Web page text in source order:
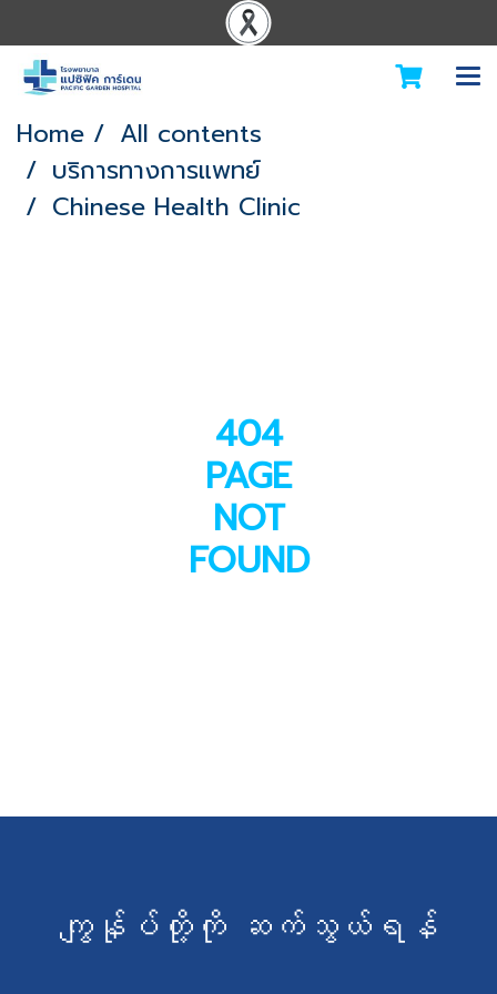
Home
All contents
บริการทางการแพทย์
Chinese Health Clinic
404
PAGE
NOT
FOUND
ကျွန်ုပ်တို့ကို ဆက်သွယ်ရန်